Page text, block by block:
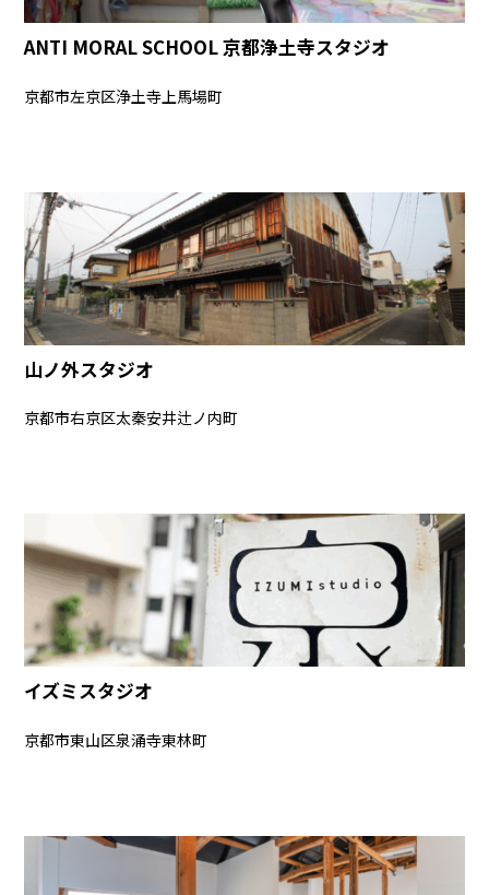
ANTI MORAL SCHOOL 京都浄土寺スタジオ
京都市左京区浄土寺上馬場町
山ノ外スタジオ
京都市右京区太秦安井辻ノ内町
イズミスタジオ
京都市東山区泉涌寺東林町